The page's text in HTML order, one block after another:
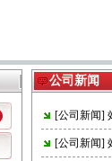
公司新闻
[公司新闻]
[公司新闻]